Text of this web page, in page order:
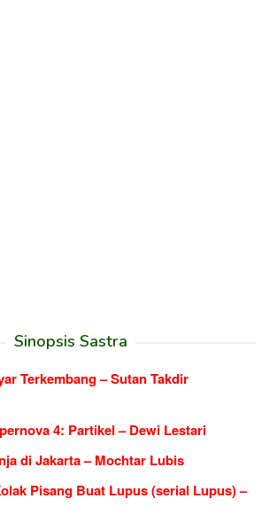
Sinopsis Sastra
Terkembang – Sutan Takdir
4: Partikel – Dewi Lestari
di Jakarta – Mochtar Lubis
Pisang Buat Lupus (serial Lupus) –